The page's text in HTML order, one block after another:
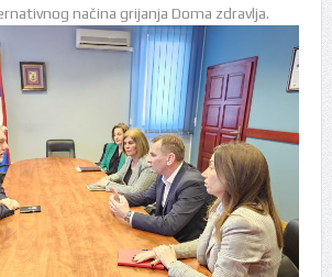
načina grijanja Doma zdravlja.